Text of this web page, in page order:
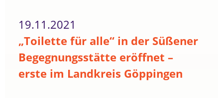
19.11.2021
„Toilette für alle“ in der Süßener
Begegnungsstätte eröffnet –
erste im Landkreis Göppingen